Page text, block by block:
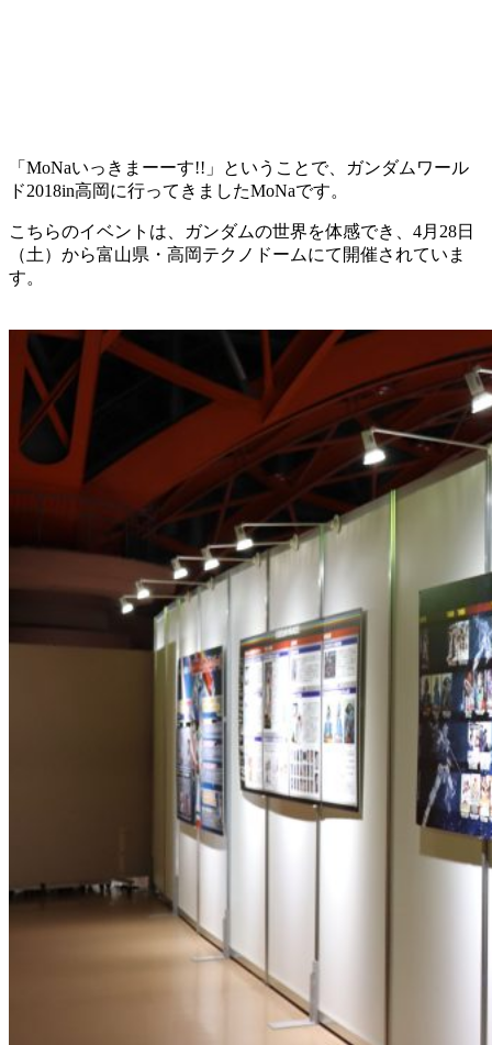
「MoNaいっきまーーす!!」ということで、ガンダムワール
ド2018in高岡に行ってきましたMoNaです。
こちらのイベントは、ガンダムの世界を体感でき、4月28日
（土）から富山県・高岡テクノドームにて開催されていま
す。